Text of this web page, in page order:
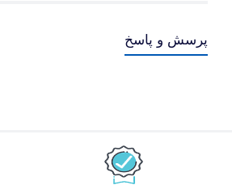
پرسش و پاسخ